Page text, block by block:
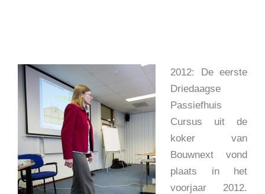
2012: De eerste
Driedaagse
Passiefhuis
Cursus uit de
koker van
Bouwnext vond
plaats in het
voorjaar 2012.